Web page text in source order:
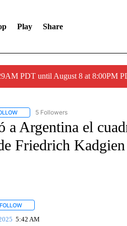
Play Share
PDT until August 8 at 8:00PM
FOLLOW "CNN - SPANISH" TO RECEIVE
5 Followers
a Argentina el
Friedrich Kadgien
FOLLOWFOLLOW "" TO RECEIVE
5:42 AM